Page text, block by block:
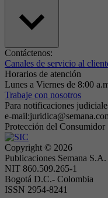
Contáctenos:
Canales de servicio al
Horarios de atención
Lunes a Viernes de 8:00
Trabaje con nosotros
Para notificaciones
e-
Protección del Consumidor
Copyright © 2026
Publicaciones Semana S.A.
NIT 860.509.265-1
Bogotá D.C.- Colombia
ISSN 2954-8241